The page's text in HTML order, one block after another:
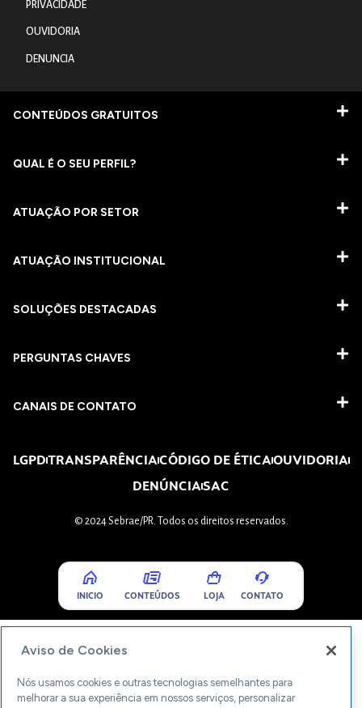
PRIVACIDADE
OUVIDORIA
DENUNCIA
CONTEÚDOS GRATUITOS
QUAL É O SEU PERFIL?
ATUAÇÃO POR SETOR
ATUAÇÃO INSTITUCIONAL
SOLUÇÕES DESTACADAS
PERGUNTAS CHAVES​
CANAIS DE CONTATO
LGPDTRANSPARÊNCIACÓDIGO DE ÉTICAOUVIDORIA
DENÚNCIASAC
© 2024 Sebrae/PR. Todos os direitos reservados.
INICIO CONTEÚDOS LOJA CONTATO
Aviso de Cookies
Nós usamos cookies e outras tecnologias semelhantes para
melhorar a sua experiência em nossos serviços, personalizar